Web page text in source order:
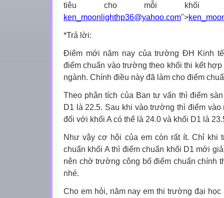
tiêu cho mỗi khối
ken_moonlighthp36@yahoo.com">
*Trả lời:
Điểm mới năm nay của trường ĐH Kinh
điểm chuẩn vào trường theo khối thi kết
ngành. Chính điều này đã làm cho điểm
Theo phân tích của Ban tư vấn thì điểm
D1 là 22.5. Sau khi vào trường thì điểm
đối với khối A có thể là 24.0 và khối D1 là
Như vậy cơ hội của em còn rất ít. Chỉ khi
chuẩn khối A thì điểm chuẩn khối D1 mới
nên chờ trường công bố điểm chuẩn chính
nhé.
Cho em hỏi, năm nay em thi trường đại